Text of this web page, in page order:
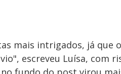
mais intrigados, já que
escreveu Luísa, com